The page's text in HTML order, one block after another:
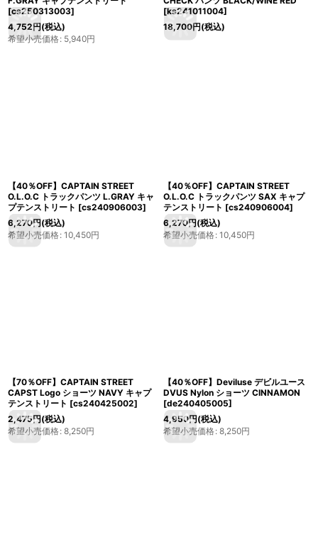
[cs250313003]
4,752円(税込)
希望小売価格: 5,940円
[ks241011004]
18,700円(税込)
【40％OFF】CAPTAIN STREET
O.L.O.C トラックパンツ L.GRAY キャ
プテンストリート [cs240906003]
6,270円(税込)
希望小売価格: 10,450円
【40％OFF】CAPTAIN STREET
O.L.O.C トラックパンツ SAX キャプ
テンストリート [cs240906004]
6,270円(税込)
希望小売価格: 10,450円
【70％OFF】CAPTAIN STREET
CAPST Logo ショーツ NAVY キャプ
テンストリート [cs240425002]
2,475円(税込)
希望小売価格: 8,250円
【40％OFF】Deviluse デビルユース
DVUS Nylon ショーツ CINNAMON
[de240405005]
4,950円(税込)
希望小売価格: 8,250円